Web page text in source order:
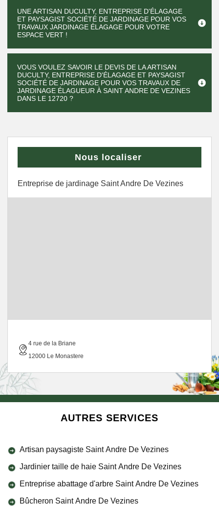
UNE ARTISAN DUCULTY, ENTREPRISE D'ÉLAGAGE
ET PAYSAGIST SOCIÉTÉ DE JARDINAGE POUR VOS
TRAVAUX JARDINAGE ÉLAGAGE POUR VOTRE
ESPACE VERT !
VOUS VOULEZ SAVOIR LE DEVIS DE LA ARTISAN
DUCULTY, ENTREPRISE D'ÉLAGAGE ET PAYSAGIST
SOCIÉTÉ DE JARDINAGE POUR VOS TRAVAUX DE
JARDINAGE ÉLAGUEUR À SAINT ANDRE DE VEZINES
DANS LE 12720 ?
Nous localiser
Entreprise de jardinage Saint Andre De Vezines
4 rue de la Briane
12000 Le Monastere
AUTRES SERVICES
Artisan paysagiste Saint Andre De Vezines
Jardinier taille de haie Saint Andre De Vezines
Entreprise abattage d'arbre Saint Andre De Vezines
Bûcheron Saint Andre De Vezines